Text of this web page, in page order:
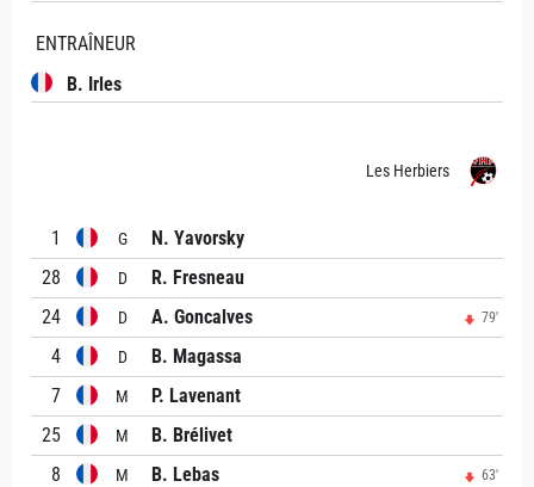
ENTRAÎNEUR
B. Irles
Les Herbiers
1 G
N. Yavorsky
28
D
R. Fresneau
24
D A. Goncalves 79'
4 D
B. Magassa
7
M
P. Lavenant
25
M
B. Brélivet
8
M B. Lebas 63'